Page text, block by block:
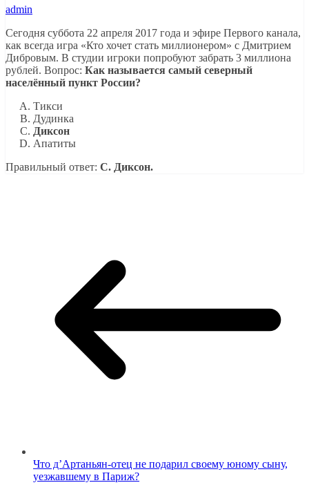
admin
Сегодня суббота 22 апреля 2017 года и эфире Первого канала,
как всегда игра «Кто хочет стать миллионером» с Дмитрием
Дибровым. В студии игроки попробуют забрать 3 миллиона
рублей. Вопрос: Как называется самый северный
населённый пункт России?
Тикси
Дудинка
Диксон
Апатиты
Правильный ответ: C. Диксон.
Что д’Артаньян-отец не подарил своему юному сыну,
уезжавшему в Париж?